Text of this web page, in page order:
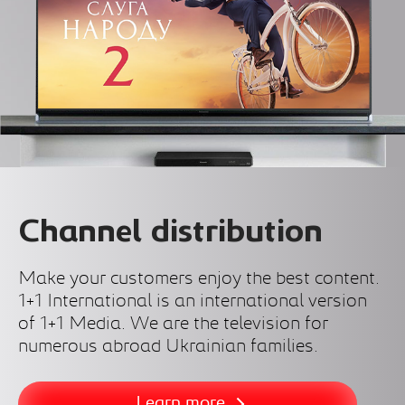
Channel distribution
Make your customers enjoy the best content.
1+1 International is an international version
of 1+1 Media. We are the television for
numerous abroad Ukrainian families.